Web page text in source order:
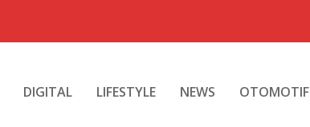
DIGITAL LIFESTYLE NEWS OTOMOTIF